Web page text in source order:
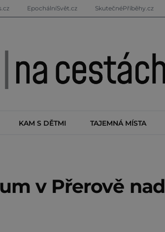
EpochálníSvět.cz SkutečnéPříběhy.cz
KAM S DĚTMI TAJEMNÁ MÍSTA
v Přerově nad